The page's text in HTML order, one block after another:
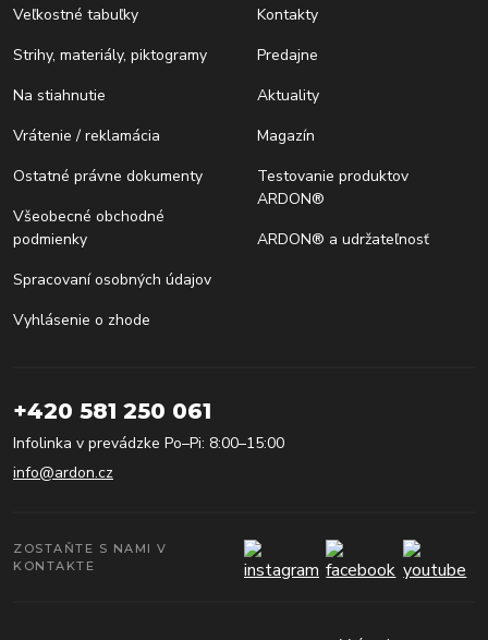
Veľkostné tabuľky
Strihy, materiály, piktogramy
Na stiahnutie
Vrátenie / reklamácia
Ostatné právne dokumenty
Všeobecné obchodné
podmienky
Spracovaní osobných údajov
Vyhlásenie o zhode
Kontakty
Predajne
Aktuality
Magazín
Testovanie produktov
ARDON®
ARDON® a udržateľnosť
+420 581 250 061
Infolinka v prevádzke Po–Pi: 8:00–15:00
info@ardon.cz
ZOSTAŇTE S NAMI V
KONTAKTE